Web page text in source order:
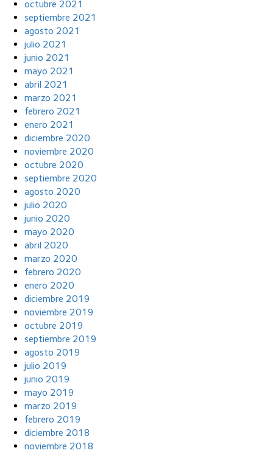
octubre 2021
septiembre 2021
agosto 2021
julio 2021
junio 2021
mayo 2021
abril 2021
marzo 2021
febrero 2021
enero 2021
diciembre 2020
noviembre 2020
octubre 2020
septiembre 2020
agosto 2020
julio 2020
junio 2020
mayo 2020
abril 2020
marzo 2020
febrero 2020
enero 2020
diciembre 2019
noviembre 2019
octubre 2019
septiembre 2019
agosto 2019
julio 2019
junio 2019
mayo 2019
marzo 2019
febrero 2019
diciembre 2018
noviembre 2018